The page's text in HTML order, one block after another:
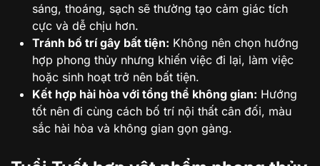
sáng, thoáng, sạch sẽ thường tạo cảm giác tích
cực và dễ chịu hơn.
Tránh bố trí gây bất tiện: Không nên chọn hướng
hợp phong thủy nhưng khiến việc đi lại, làm việc
hoặc sinh hoạt trở nên bất tiện.
Kết hợp hài hòa với tổng thể không gian: Hướng
tốt nên đi cùng cách bố trí nội thất cân đối, màu
sắc hài hòa và không gian gọn gàng.